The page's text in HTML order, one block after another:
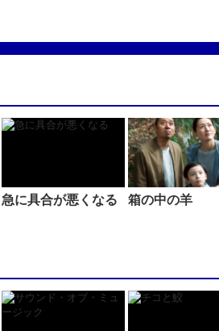
急に具合が悪くなる 箱の中の羊